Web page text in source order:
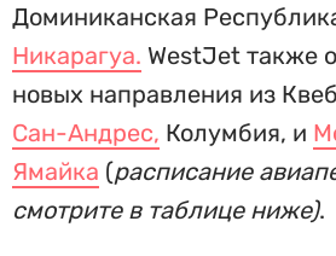
Доминиканская
Никарагуа. WestJet также
новых направления из
Сан-Андрес, Колумбия, и
Ямайка (расписание
смотрите в таблице ниже).